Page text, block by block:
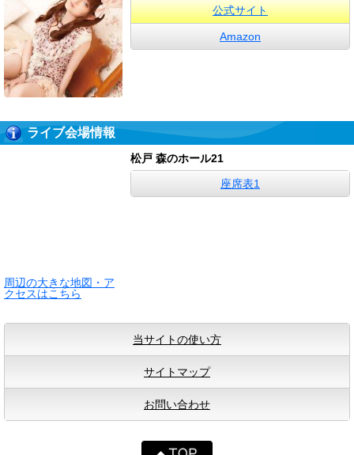
公式サイト
Amazon
ライブ会場情報
周辺の大きな地図・ア
クセスはこちら
松戸 森のホール21
座席表1
当サイトの使い方
サイトマップ
お問い合わせ